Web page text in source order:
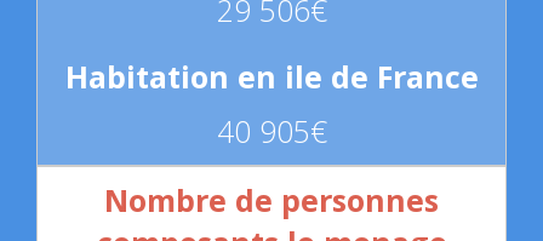
29 506€
40 905€